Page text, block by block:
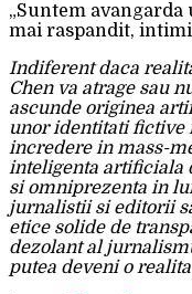
„Suntem
mai raspandit,
Indiferent daca
Chen va atrage sau
ascunde originea
unor identitati fictive
incredere in mass-
inteligenta artificiala
si omniprezenta in
jurnalistii si editorii
etice solide de
dezolant al
putea deveni o